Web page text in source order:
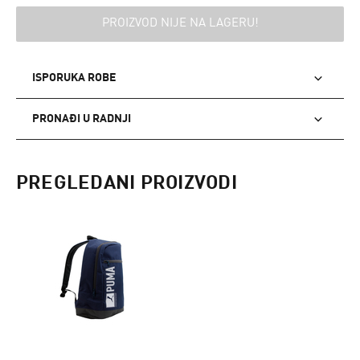
PROIZVOD NIJE NA LAGERU!
ISPORUKA ROBE
PRONAĐI U RADNJI
PREGLEDANI PROIZVODI